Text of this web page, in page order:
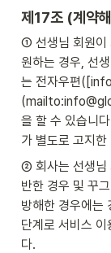
제17조 (계약
① 선생님 회원이
원하는 경우, 선
는 전자우편
을 할 수 있습니
가 별도로 고지
② 회사는 선생님
반한 경우 및 꾸
방해한 경우에는
단계로 서비스
다.